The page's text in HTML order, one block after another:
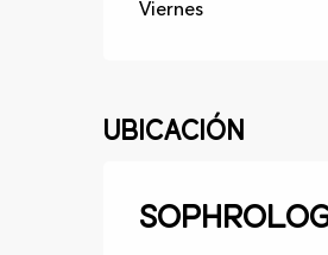
Viernes
Ubicación